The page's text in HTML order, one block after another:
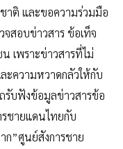
าติ และขอความร่วมมือ
สอบข่าวสาร ข้อเท็จ
เพราะข่าวสารที่ไม่
ะความหวาดกลัวให้กับ
บฟังข้อมูลข่าวสารข้อ
รชายแดนไทยกับ
ก”ศูนย์สังการชาย